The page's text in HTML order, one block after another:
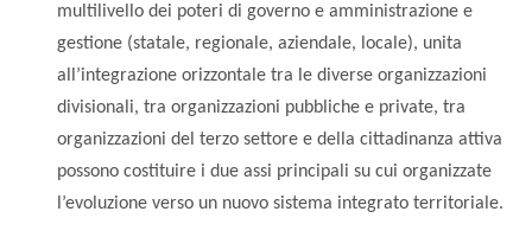
multilivello dei poteri di governo e amministrazione e
gestione (statale, regionale, aziendale, locale), unita
all’integrazione orizzontale tra le diverse organizzazioni
divisionali, tra organizzazioni pubbliche e private, tra
organizzazioni del terzo settore e della cittadinanza attiva
possono costituire i due assi principali su cui organizzate
l’evoluzione verso un nuovo sistema integrato territoriale.